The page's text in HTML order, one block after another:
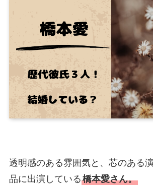
透明感のある雰囲気と、芯のある
品に出演している橋本愛さん。